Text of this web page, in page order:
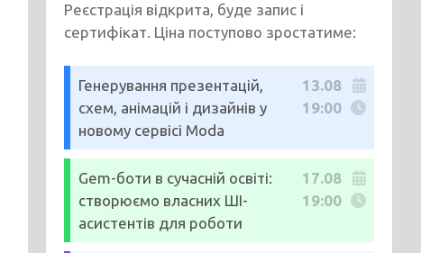
Реєстрація відкрита, буде запис і
сертифікат. Ціна поступово зростатиме:
Генерування презентацій,
схем, анімацій і дизайнів у
новому сервісі Moda
13.08
19:00
Gem-боти в сучасній освіті:
створюємо власних ШІ-
асистентів для роботи
17.08
19:00